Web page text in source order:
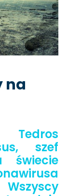
na
szef
świecie